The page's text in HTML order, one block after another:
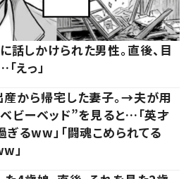
しかけられた男性。直後、目
えっ」
産から帰宅した妻子。→夫が用
ビーベッド”を見ると…「英才
るww」「闘魂こめられてる
」